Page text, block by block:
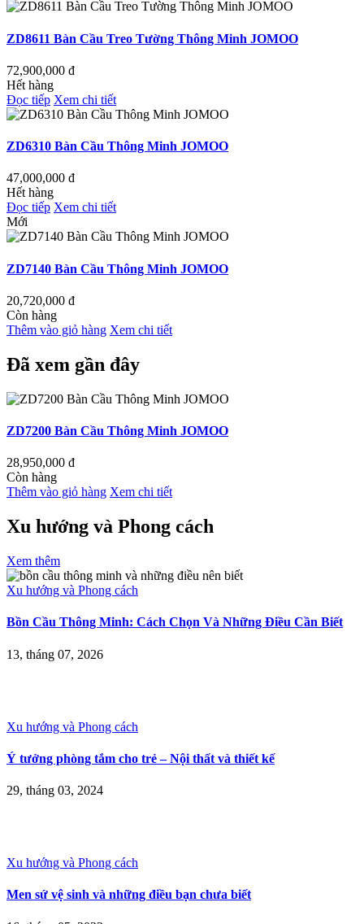
ZD8611 Bàn Cầu Treo Tường Thông Minh JOMOO
72,900,000 đ
Hết hàng
Đọc tiếp Xem chi tiết
ZD6310 Bàn Cầu Thông Minh JOMOO
47,000,000 đ
Hết hàng
Đọc tiếp Xem chi tiết
Mới
ZD7140 Bàn Cầu Thông Minh JOMOO
20,720,000 đ
Còn hàng
Thêm vào giỏ hàng Xem chi tiết
Đã xem gần đây
ZD7200 Bàn Cầu Thông Minh JOMOO
28,950,000 đ
Còn hàng
Thêm vào giỏ hàng Xem chi tiết
Xu hướng và Phong cách
Xem thêm
Xu hướng và Phong cách
Bồn Cầu Thông Minh: Cách Chọn Và Những Điều Cần Biết
13, tháng 07, 2026
Xu hướng và Phong cách
Ý tưởng phòng tắm cho trẻ – Nội thất và thiết kế
29, tháng 03, 2024
Xu hướng và Phong cách
Men sứ vệ sinh và những điều bạn chưa biết